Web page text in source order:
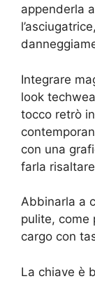
appenderla
Integrare
look
tocco retrò
con una
farla
Abbinarla a
pulite, come
cargo con
La chiave è